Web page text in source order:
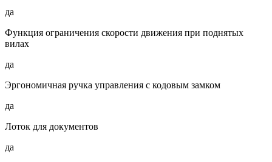
да
Функция ограничения скорости движения при поднятых
вилах
да
Эргономичная ручка управления с кодовым замком
да
Лоток для документов
да